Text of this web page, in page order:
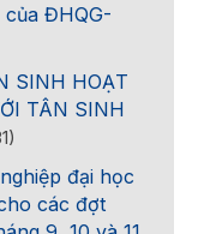
ĐHQG-
SINH HOẠT
TÂN SINH
đại học
các đợt